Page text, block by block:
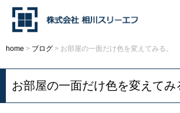
home > ブログ > お部屋の一面だけ色を変えてみる。
お部屋の一面だけ色を変えてみ